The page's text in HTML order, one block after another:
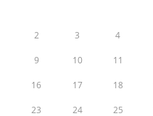
2 3 4
9 10 11
16 17 18
23 24 25